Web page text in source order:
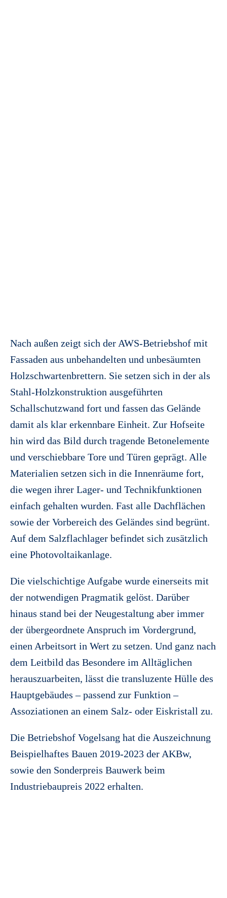
Nach außen zeigt sich der AWS-Betriebshof mit
Fassaden aus unbehandelten und unbesäumten
Holzschwartenbrettern. Sie setzen sich in der als
Stahl-Holzkonstruktion ausgeführten
Schallschutzwand fort und fassen das Gelände
damit als klar erkennbare Einheit. Zur Hofseite
hin wird das Bild durch tragende Betonelemente
und verschiebbare Tore und Türen geprägt. Alle
Materialien setzen sich in die Innenräume fort,
die wegen ihrer Lager- und Technikfunktionen
einfach gehalten wurden. Fast alle Dachflächen
sowie der Vorbereich des Geländes sind begrünt.
Auf dem Salzflachlager befindet sich zusätzlich
eine Photovoltaikanlage.
Die vielschichtige Aufgabe wurde einerseits mit
der notwendigen Pragmatik gelöst. Darüber
hinaus stand bei der Neugestaltung aber immer
der übergeordnete Anspruch im Vordergrund,
einen Arbeitsort in Wert zu setzen. Und ganz nach
dem Leitbild das Besondere im Alltäglichen
herauszuarbeiten, lässt die transluzente Hülle des
Hauptgebäudes – passend zur Funktion –
Assoziationen an einem Salz- oder Eiskristall zu.
Die Betriebshof Vogelsang hat die Auszeichnung
Beispielhaftes Bauen 2019-2023 der AKBw,
sowie den Sonderpreis Bauwerk beim
Industriebaupreis 2022 erhalten.